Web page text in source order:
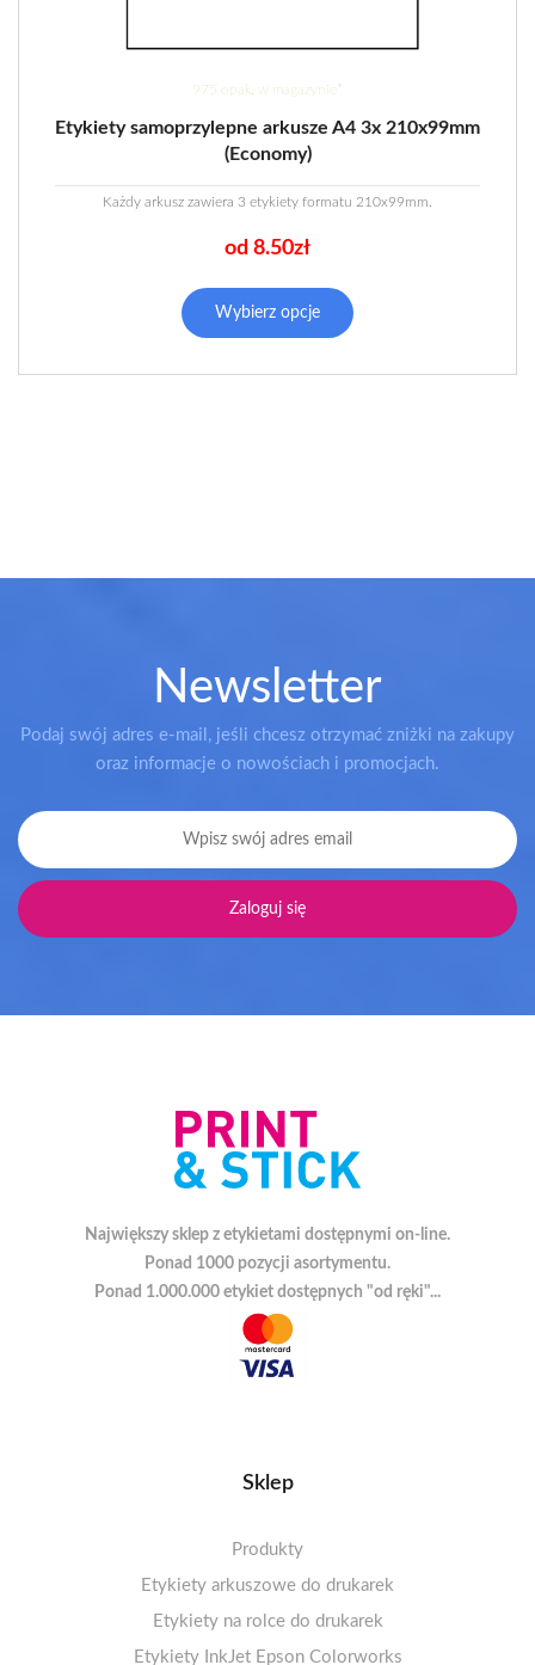
975 opak. w magazynie*
Etykiety samoprzylepne arkusze A4 3x 210x99mm
(Economy)
Każdy arkusz zawiera 3 etykiety formatu 210x99mm.
od 8.50zł
Wybierz opcje
produkt
Newsletter
Podaj swój adres e-mail, jeśli chcesz otrzymać zniżki na zakupy
oraz informacje o nowościach i promocjach.
Największy sklep z etykietami dostępnymi on-line.
Ponad 1000 pozycji asortymentu.
Ponad 1.000.000 etykiet dostępnych "od ręki"...
Sklep
Produkty
Etykiety arkuszowe do drukarek
Arkusze A4 matowe
1-4 etykiet na arkuszu
Arkusze A4 błyszczące
Etykiety na rolce do drukarek
Etykiety termiczne ECO 100-110mm
Etykiety InkJet Epson Colorworks